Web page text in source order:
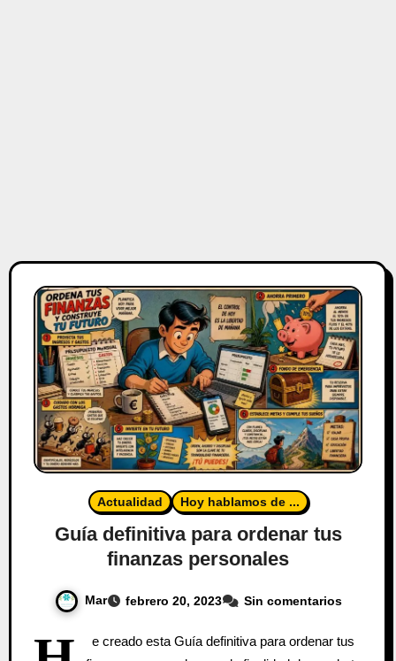
Actualidad Hoy hablamos de ...
Guía definitiva para ordenar tus
finanzas personales
Mar febrero 20, 2023 Sin comentarios
e creado esta Guía definitiva para ordenar tus